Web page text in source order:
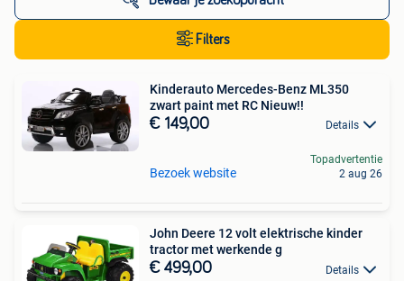
Filters
Kinderauto Mercedes-Benz ML350
zwart paint met RC Nieuw!!
€ 149,00 Details
Bezoek website
Topadvertentie
2 aug 26
John Deere 12 volt elektrische kinder
tractor met werkende g
€ 499,00 Details